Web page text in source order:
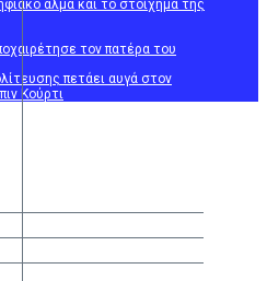
άλμα και το στοίχημα της
τον πατέρα του
πετάει αυγά στον
Κούρτι